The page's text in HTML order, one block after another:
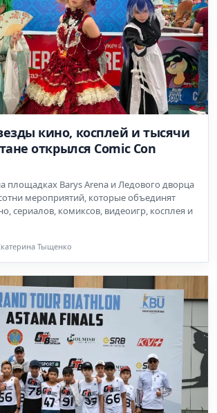
кино, косплей и тысячи
открылся Comic Con
площадках Barys Arena и Ледового дворца
мероприятий, которые объединят
сериалов, комиксов, видеоигр, косплея и
Тыщенко